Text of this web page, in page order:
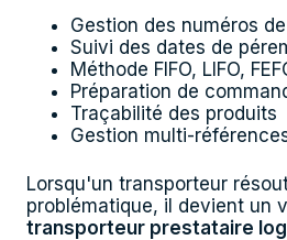
Gestion des numéros
Suivi des dates de
Méthode FIFO, LIFO,
Préparation de
Traçabilité des produits
Gestion multi-
Lorsqu'un transporteur
problématique, il devient un
transporteur prestataire